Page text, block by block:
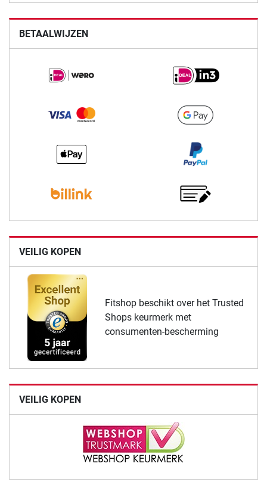
BETAALWIJZEN
VEILIG KOPEN
Fitshop beschikt over het Trusted
Shops keurmerk met
consumenten-bescherming
VEILIG KOPEN